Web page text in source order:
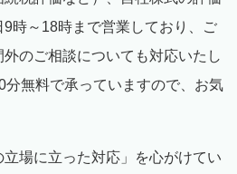
9時～ 18時まで営業しており、ご
のご相談についても対応いたし
分無料で承っていますので、お気
場に立った対応」を心がけてい